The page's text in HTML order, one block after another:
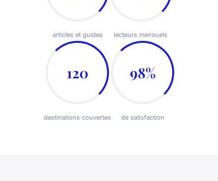
articles et guides lecteurs mensuels
120
destinations couvertes
98%
de satisfaction